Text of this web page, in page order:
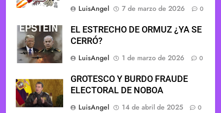
LuisAngel
7 de marzo de 2026 0
EL ESTRECHO DE ORMUZ ¿YA SE
CERRÓ?
LuisAngel
1 de marzo de 2026 0
GROTESCO Y BURDO FRAUDE
ELECTORAL DE NOBOA
LuisAngel
14 de abril de 2025 0